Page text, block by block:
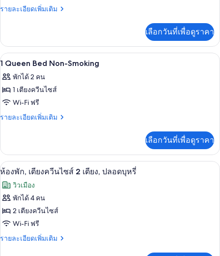
1
Accessible
Non-
Smoking
รายละเอียดเพิ่มเติม
ราย
เกี่ยว
กับ
1
Bed
Accessible
Smoking
เลือกวันที่เพื่อดูราคา
เปิด
ภาพถ่าย
ทั้งหมด
ของ
1
Non-
Smoking
ตู้นิรภัยในห้องพัก, โต๊ะทำงาน, เตารีด/
5
1 Queen Bed Non-Smoking
พักได้ 2 คน
1 เตียงควีนไซส์
Wi-Fi ฟรี
รายละเอียดเพิ่มเติม
ราย
เกี่ยว
กับ
1
Bed
Non-
Smoking
เลือกวันที่เพื่อดูราคา
เปิด
ภาพถ่าย
ทั้งหมด
ของ
ห้อง
พัก,
ห้องพัก, เตียงควีนไซส์ 2 เตียง, ปลอด
14
ห้องพัก, เตียงควีนไซส์ 2 เตียง, ปลอดบุหรี่
วิวเมือง
พักได้ 4 คน
2 เตียงควีนไซส์
Wi-Fi ฟรี
รายละเอียดเพิ่มเติม
ราย